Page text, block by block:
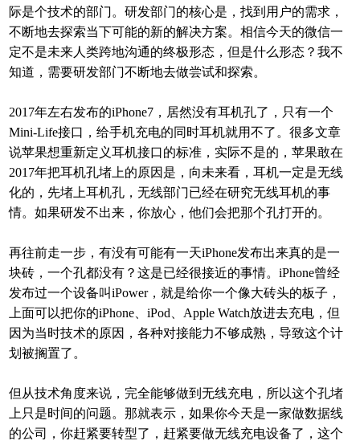
际是个技术的部门。研发部门的核心是，找到用户的需求，
不断地去探索当下可能的新的解决方案。相信今天的微信一
定不是未来人类跨地沟通的终极形态，但是什么形态？我不
知道，需要研发部门不断地去做尝试和探索。
2017年左右发布的iPhone7，居然没有耳机孔了，只有一个
Mini-Life接口，给手机充电的同时耳机就用不了。很多文章
说苹果想重新定义耳机接口的标准，实际不是的，苹果敢在
2017年把耳机孔堵上的原因是，向未来看，耳机一定是无线
化的，先堵上耳机孔，无线部门已经在研究无线耳机的事
情。如果研发不出来，你放心，他们会把那个孔打开的。
再往前走一步，有没有可能有一天iPhone发布出来真的是一
块砖，一个孔都没有？这是已经很接近的事情。iPhone曾经
发布过一个设备叫iPower，就是给你一个像大砖头的板子，
上面可以把你的iPhone、iPod、Apple Watch放进去充电，但
因为当时技术的原因，各种对接能力不够成熟，导致这个计
划被搁置了。
但从技术角度来说，完全能够做到无线充电，所以这个孔堵
上只是时间的问题。那就表示，如果你今天是一家做数据线
的公司，你赶紧要转型了，赶紧要做无线充电设备了，这个